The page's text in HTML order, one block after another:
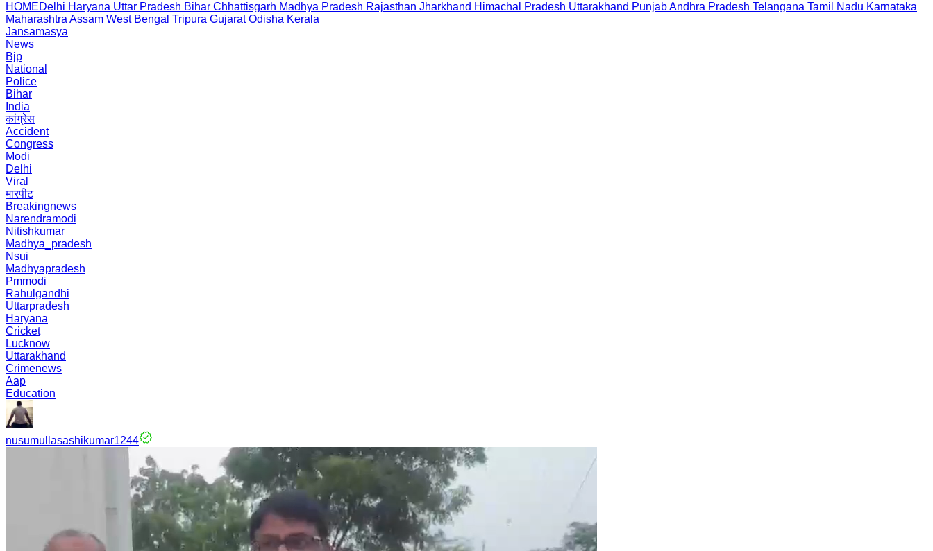
HOMEDelhi Haryana Uttar Pradesh Bihar Chhattisgarh Madhya Pradesh Rajasthan Jharkhand Himachal Pradesh Uttarakhand PunjabAndhra Pradesh Telangana Tamil Nadu Karnataka
Maharashtra Assam West Bengal Tripura Gujarat Odisha Kerala
Jansamasya
News
Bjp
National
Police
Bihar
India
कांग्रेस
Accident
Congress
Modi
Delhi
Viral
मारपीट
Breakingnews
Narendramodi
Nitishkumar
Madhya_pradesh
Nsui
Madhyapradesh
Pmmodi
Rahulgandhi
Uttarpradesh
Haryana
Cricket
Lucknow
Uttarakhand
Crimenews
Aap
Education
nusumullasashikumar1244